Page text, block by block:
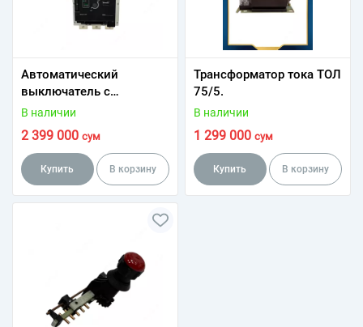
Автоматический
выключатель с
электроприводом 630-
В наличии
2 399 000 сум
Купить В корзину
Трансформатор тока ТОЛ
75/5.
В наличии
1 299 000 сум
Купить В корзину